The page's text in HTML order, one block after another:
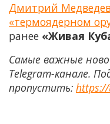
Дмитрий Медведев
«термоядерном
ранее «Живая
Самые важные
Telegram-канале.
пропустить: